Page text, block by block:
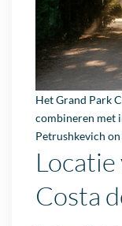
Het Grand Park
combineren met
Petrushkevich on
Costa